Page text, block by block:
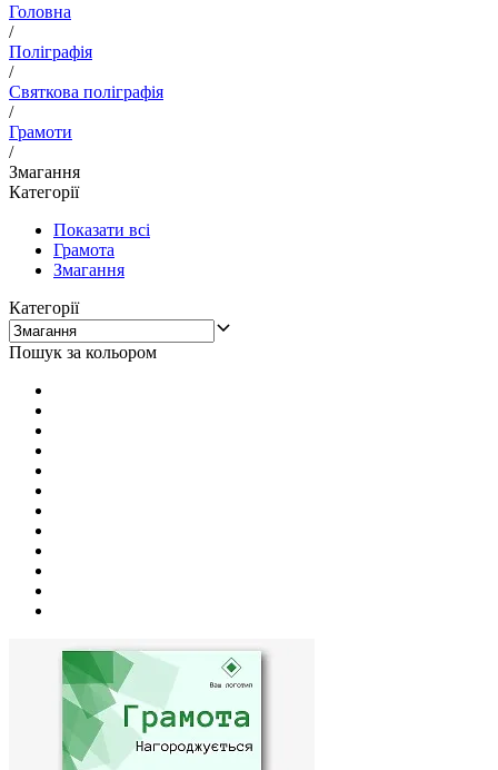
Головна
/
Поліграфія
/
Святкова поліграфія
/
Грамоти
/
Змагання
Категорії
Показати всі
Грамота
Змагання
Категорії
Пошук за кольором